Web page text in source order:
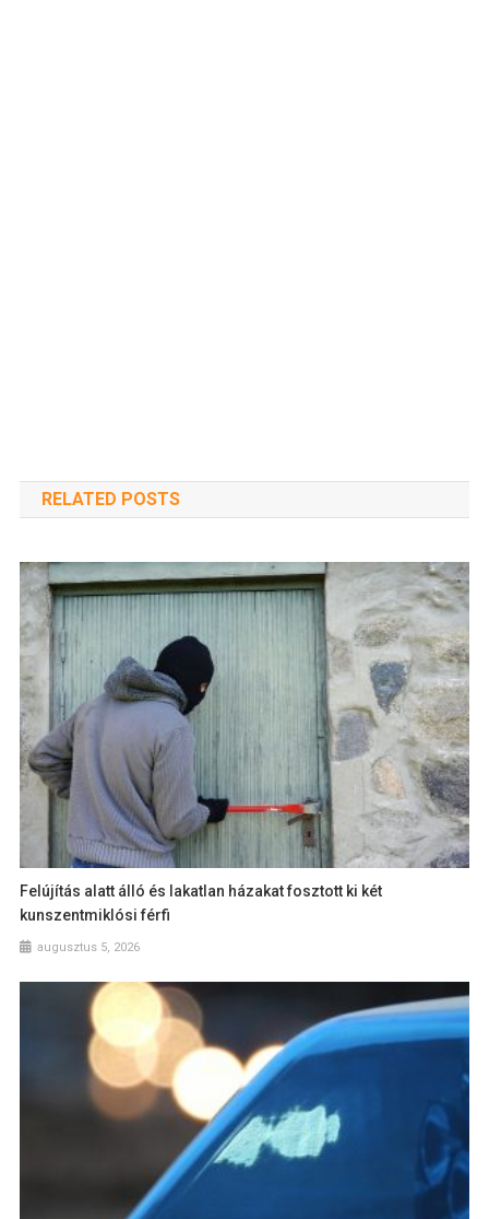
RELATED POSTS
Felújítás alatt álló és lakatlan házakat fosztott ki két
kunszentmiklósi férfi
augusztus 5, 2026